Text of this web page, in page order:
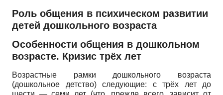
Роль общения в психическом развитии
детей дошкольного возраста
Особенности общения в дошкольном
возрасте. Кризис трёх лет
Возрастные рамки дошкольного возраста
(дошкольное детство) следующие: с трёх лет до